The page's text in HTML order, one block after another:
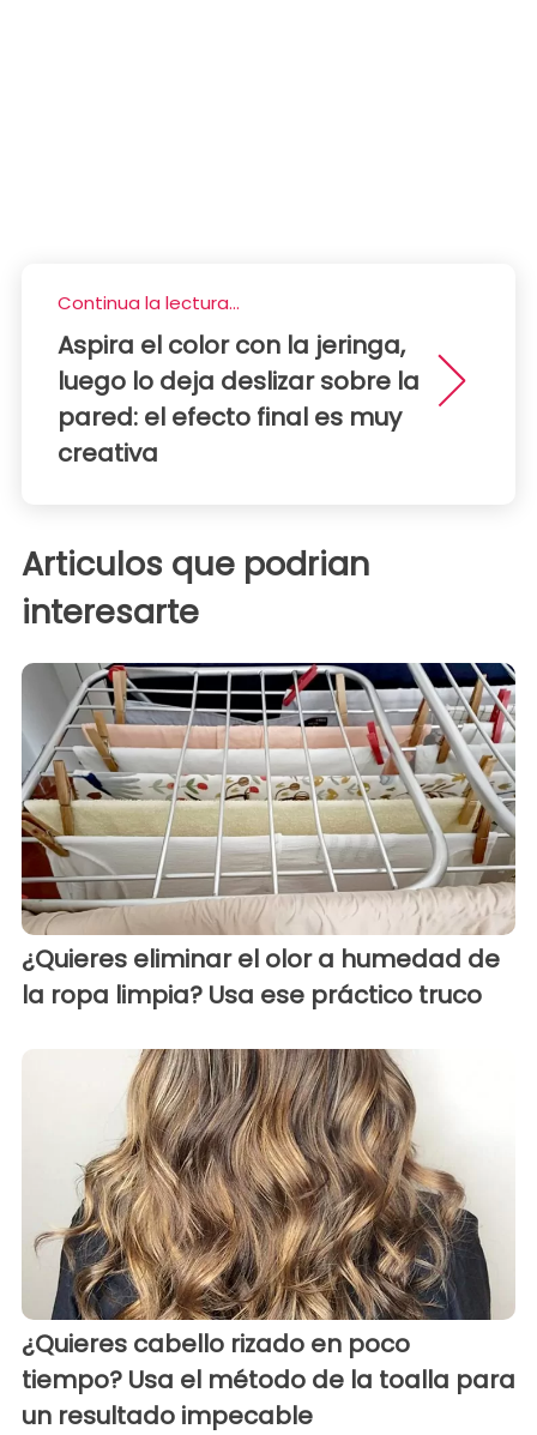
Continua la lectura...
Aspira el color con la jeringa,
luego lo deja deslizar sobre la
pared: el efecto final es muy
creativa
Articulos que podrian
interesarte
¿Quieres eliminar el olor a humedad de
la ropa limpia? Usa ese práctico truco
¿Quieres cabello rizado en poco
tiempo? Usa el método de la toalla para
un resultado impecable